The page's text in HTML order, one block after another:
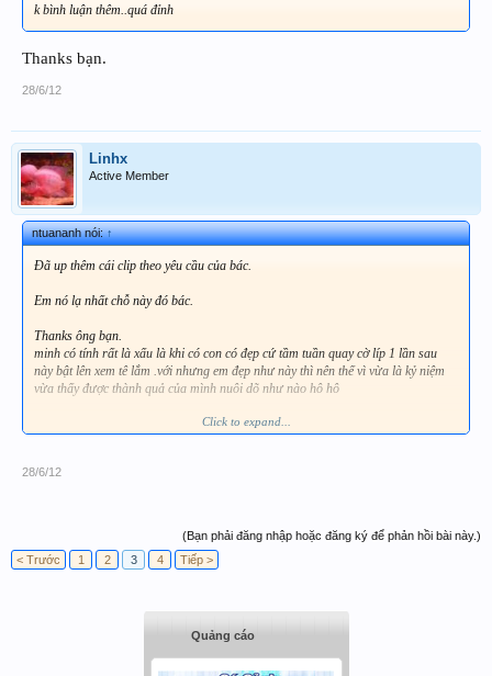
k bình luận thêm..quá đỉnh
Thanks bạn.
28/6/12
Linhx
Active Member
ntuananh nói:↑
Đã up thêm cái clip theo yêu cầu của bác.
Em nó lạ nhất chỗ này đó bác.
Thanks ông bạn.
minh có tính rất là xấu là khi có con có đẹp cứ tầm tuần quay cờ líp 1 lần sau
này bật lên xem tê lắm .với nhưng em đẹp như này thì nên thế vì vừa là kỷ niệm
vừa thấy được thành quả của mình nuôi dõ như nào hô hô
Click to expand...
28/6/12
(Bạn phải đăng nhập hoặc đăng ký để phản hồi bài này.)
< Trước
1 2 3 4 Tiếp >
Quảng cáo